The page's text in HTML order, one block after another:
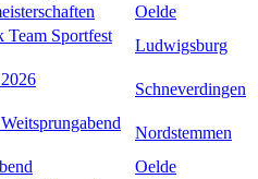
Oelde
Sportfest
Ludwigsburg
Schneverdingen
Nordstemmen
Oelde